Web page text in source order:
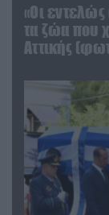
«Οι
τα ζώα που
Αττικής